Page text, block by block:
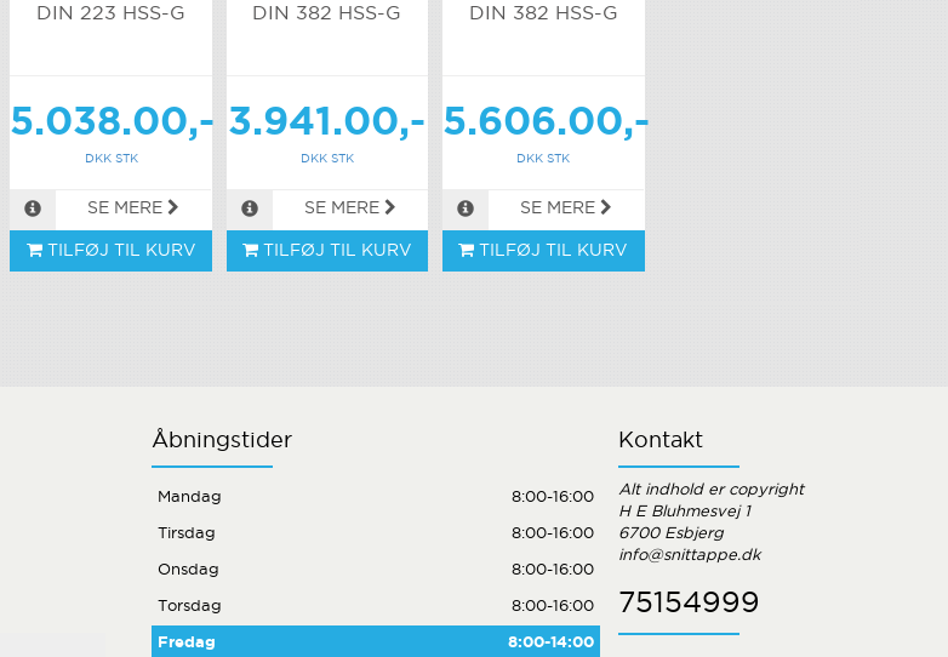
DIN 223 HSS-G
5.038.00,-
DKK STK
SE MERE
TILFØJ TIL KURV
DIN 382 HSS-G
3.941.00,-
DKK STK
SE MERE
TILFØJ TIL KURV
DIN 382 HSS-G
5.606.00,-
DKK STK
SE MERE
TILFØJ TIL KURV
Åbningstider
Mandag 8:00-16:00
Tirsdag 8:00-16:00
Onsdag 8:00-16:00
Torsdag 8:00-16:00
Fredag 8:00-14:00
Kontakt
Alt indhold er copyright
H E Bluhmesvej 1
6700 Esbjerg
info@snittappe.dk
75154999